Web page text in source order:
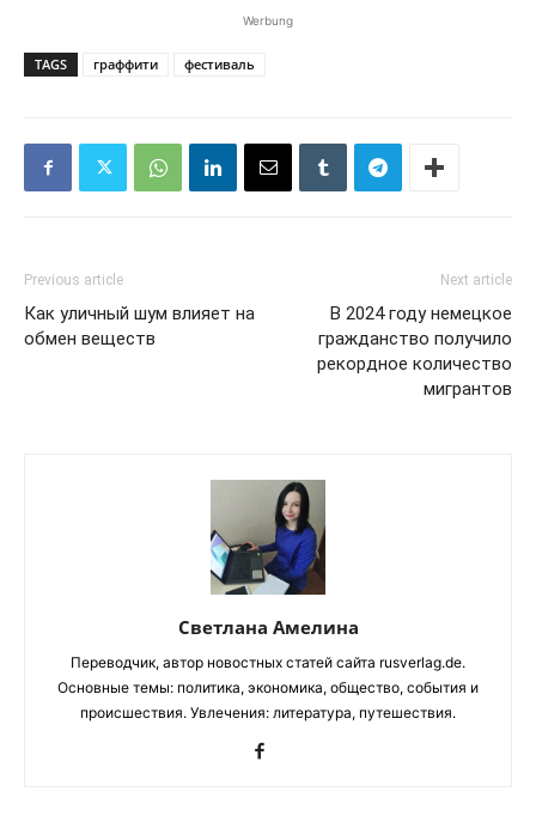
Werbung
TAGS граффити фестиваль
Previous article
Как уличный шум влияет на
обмен веществ
Next article
В 2024 году немецкое
гражданство получило
рекордное количество
мигрантов
Светлана Амелина
Переводчик, автор новостных статей сайта rusverlag.de.
Основные темы: политика, экономика, общество, события и
происшествия. Увлечения: литература, путешествия.